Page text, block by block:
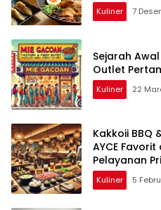
Kuliner 7
Sejarah
Outlet
Kuliner 22
Kakkoii BBQ
AYCE
Pelayanan
Kuliner 5